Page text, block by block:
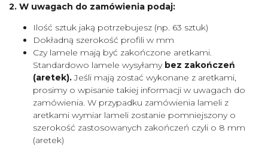
2. W uwagach do zamówienia podaj:
Ilość sztuk jaką potrzebujesz (np. 63 sztuk)
Dokładną szerokość profili w mm
Czy lamele mają być zakończone aretkami.
Standardowo lamele wysyłamy bez zakończeń
(aretek).Jeśli mają zostać wykonane z aretkami,
prosimy o wpisanie takiej informacji w uwagach do
zamówienia. W przypadku zamówienia lameli z
aretkami wymiar lameli zostanie pomniejszony o
szerokość zastosowanych zakończeń czyli o 8 mm
(aretek)